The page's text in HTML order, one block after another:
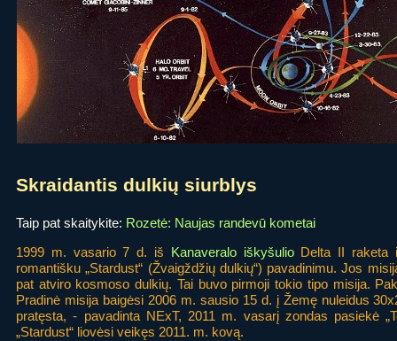
Skraidantis dulkių siurblys
Taip pat skaitykite: Rozetė: Naujas randevū kometai
1999 m. vasario 7 d. iš Kanaveralo iškyšulioDelta II raketa
romantišku „Stardust“ (Žvaigždžių dulkių“) pavadinimu. Jos
pat atviro kosmoso dulkių. Tai buvo pirmoji tokio tipo misija.
Pradinė misija baigėsi 2006 m. sausio 15 d. į Žemę nuleidus
pratęsta, - pavadinta NExT, 2011 m. vasarį zondas pasiekė
„Stardust“ liovėsi veikęs 2011. m. kovą.